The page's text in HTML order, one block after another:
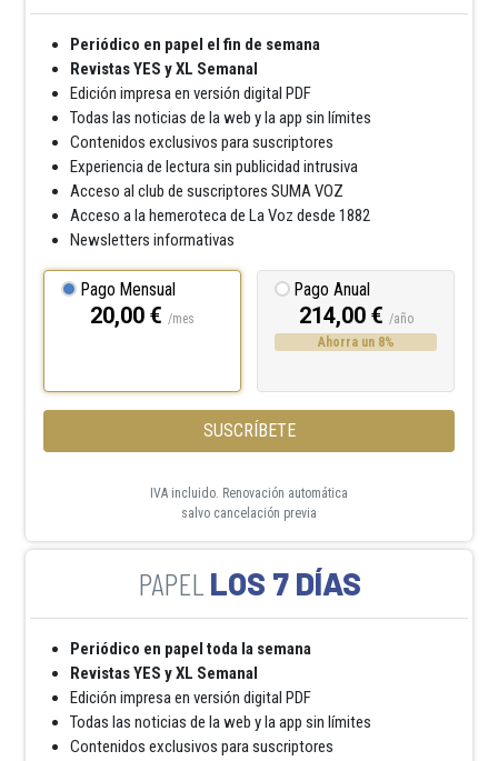
Periódico en papel el fin de semana
Revistas YES y XL Semanal
Edición impresa en versión digital PDF
Todas las noticias de la web y la app sin límites
Contenidos exclusivos para suscriptores
Experiencia de lectura sin publicidad intrusiva
Acceso al club de suscriptores SUMA VOZ
Acceso a la hemeroteca de La Voz desde 1882
Newsletters informativas
Pago Mensual
20,00 € /mes
Pago Anual
214,00 € /año
Ahorra un 8%
SUSCRÍBETE
IVA incluido. Renovación automática
salvo cancelación previa
LOS 7 DÍAS
Periódico en papel toda la semana
Revistas YES y XL Semanal
Edición impresa en versión digital PDF
Todas las noticias de la web y la app sin límites
Contenidos exclusivos para suscriptores